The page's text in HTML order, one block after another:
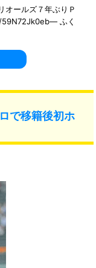
ールズ７年ぶりＰ
ふく
で移籍後初ホ